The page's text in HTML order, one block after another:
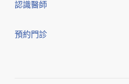
認識醫師
預約門診